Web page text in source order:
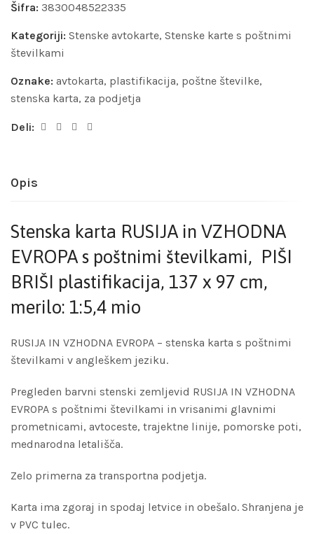
Šifra: 3830048522335
Kategoriji: Stenske avtokarte, Stenske karte s poštnimi
številkami
Oznake: avtokarta, plastifikacija, poštne številke,
stenska karta, za podjetja
Deli:
Opis
Stenska karta RUSIJA in VZHODNA
EVROPA s poštnimi številkami, PIŠI
BRIŠI plastifikacija, 137 x 97 cm,
merilo: 1:5,4 mio
RUSIJA IN VZHODNA EVROPA – stenska karta s poštnimi
številkami v angleškem jeziku.
Pregleden barvni stenski zemljevid RUSIJA IN VZHODNA
EVROPA s poštnimi številkami in vrisanimi glavnimi
prometnicami, avtoceste, trajektne linije, pomorske poti,
mednarodna letališča.
Zelo primerna za transportna podjetja.
Karta ima zgoraj in spodaj letvice in obešalo. Shranjena je
v PVC tulec.